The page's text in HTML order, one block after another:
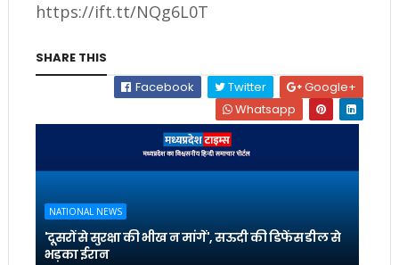
https://ift.tt/NQg6L0T
SHARE THIS
Facebook
Twitter
Google+
Whatsapp
NATIONAL NEWS
'दूसरों से सुरक्षा की भीख न मांगें', सऊदी की डिफेंस डील से
भड़का ईरान